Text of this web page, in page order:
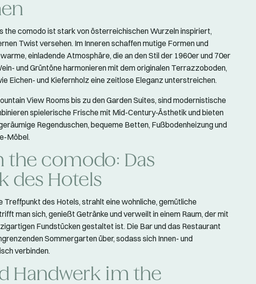
the comodo ist stark von österreichischen Wurzeln inspiriert,
Twist versehen. Im Inneren schaffen mutige Formen und
einladende Atmosphäre, die an den Stil der 1960er und 70er
und Grüntöne harmonieren mit dem originalen Terrazzoboden,
Eichen- und Kiefernholz eine zeitlose Eleganz unterstreichen.
View Rooms bis zu den Garden Suites, sind modernistische
spielerische Frische mit Mid-Century-Ästhetik und bieten
Regenduschen, bequeme Betten, Fußbodenheizung und
Möbel.
the comodo: Das
des Hotels
Treffpunkt des Hotels, strahlt eine wohnliche, gemütliche
man sich, genießt Getränke und verweilt in einem Raum, der mit
Fundstücken gestaltet ist. Die Bar und das Restaurant
Sommergarten über, sodass sich Innen- und
verbinden.
Handwerk im the